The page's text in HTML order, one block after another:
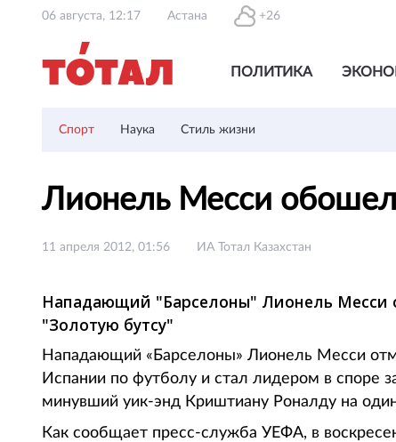
06 августа, 12:17 Астана +26
ПОЛИТИКА
Спорт Наука Стиль жизни
Лионель Месси обошел
11 апреля 2012, 01:56 ИА Тотал Казахстан
Нападающий "Барселоны" Лионель Месси
"Золотую бутсу"
Нападающий «Барселоны» Лионель Месси
Испании по футболу и стал лидером в споре
минувший уик-энд Криштиану Роналду на
Как сообщает пресс-служба УЕФА, в